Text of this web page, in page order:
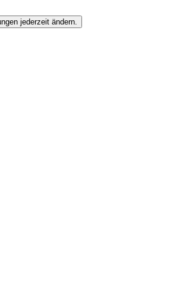
jederzeit ändern.